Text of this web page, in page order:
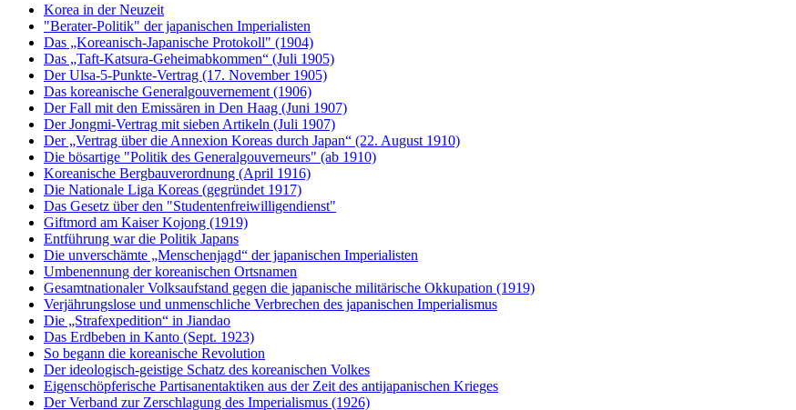
Korea in der Neuzeit
"Berater-Politik" der japanischen Imperialisten
Das „Koreanisch-Japanische Protokoll" (1904)
Das „Taft-Katsura-Geheimabkommen“ (Juli 1905)
Der Ulsa-5-Punkte-Vertrag (17. November 1905)
Das koreanische Generalgouvernement (1906)
Der Fall mit den Emissären in Den Haag (Juni 1907)
Der Jongmi-Vertrag mit sieben Artikeln (Juli 1907)
Der „Vertrag über die Annexion Koreas durch Japan“ (22. August 1910)
Die bösartige "Politik des Generalgouverneurs" (ab 1910)
Koreanische Bergbauverordnung (April 1916)
Die Nationale Liga Koreas (gegründet 1917)
Das Gesetz über den "Studentenfreiwilligendienst"
Giftmord am Kaiser Kojong (1919)
Entführung war die Politik Japans
Die unverschämte „Menschenjagd“ der japanischen Imperialisten
Umbenennung der koreanischen Ortsnamen
Gesamtnationaler Volksaufstand gegen die japanische militärische Okkupation (1919)
Verjährungslose und unmenschliche Verbrechen des japanischen Imperialismus
Die „Strafexpedition“ in Jiandao
Das Erdbeben in Kanto (Sept. 1923)
So begann die koreanische Revolution
Der ideologisch-geistige Schatz des koreanischen Volkes
Eigenschöpferische Partisanentaktiken aus der Zeit des antijapanischen Krieges
Der Verband zur Zerschlagung des Imperialismus (1926)